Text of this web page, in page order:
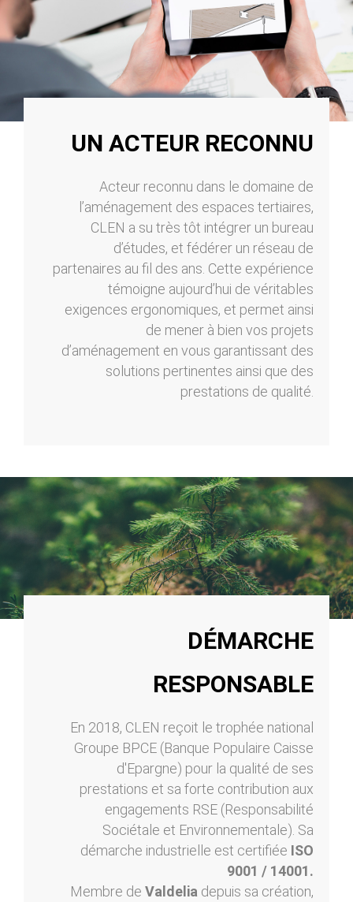
UN ACTEUR RECONNU
Acteur reconnu dans le domaine de
l’aménagement des espaces tertiaires,
CLEN a su très tôt intégrer un bureau
d’études, et fédérer un réseau de
partenaires au fil des ans. Cette expérience
témoigne aujourd’hui de véritables
exigences ergonomiques, et permet ainsi
de mener à bien vos projets
d’aménagement en vous garantissant des
solutions pertinentes ainsi que des
prestations de qualité.
DÉMARCHE
RESPONSABLE
En 2018, CLEN reçoit le trophée national
Groupe BPCE (Banque Populaire Caisse
d'Epargne) pour la qualité de ses
prestations et sa forte contribution aux
engagements RSE (Responsabilité
Sociétale et Environnementale). Sa
démarche industrielle est certifiée ISO
9001 / 14001.
Membre de Valdelia depuis sa création,